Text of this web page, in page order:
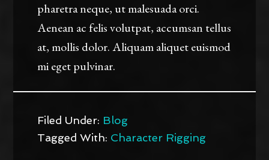
pharetra neque, ut malesuada orci.
Aenean ac felis volutpat, accumsan tellus
at, mollis dolor. Aliquam aliquet euismod
mi eget pulvinar.
Filed Under: Blog
Tagged With: Character Rigging